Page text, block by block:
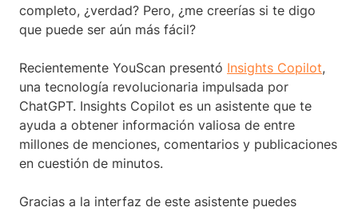
completo, ¿verdad? Pero, ¿me creerías si te digo
que puede ser aún más fácil?
Recientemente YouScan presentó Insights Copilot,
una tecnología revolucionaria impulsada por
ChatGPT. Insights Copilot es un asistente que te
ayuda a obtener información valiosa de entre
millones de menciones, comentarios y publicaciones
en cuestión de minutos.
Gracias a la interfaz de este asistente puedes